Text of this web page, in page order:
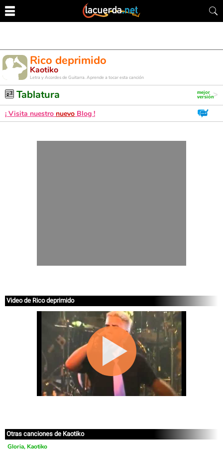
Rico deprimido
Kaotiko
Letra y Acordes de Guitarra. Aprende a tocar esta canción
Tablatura
¡ Visita nuestro nuevo Blog !
Video de Rico deprimido
Otras canciones de Kaotiko
Gloria, Kaotiko